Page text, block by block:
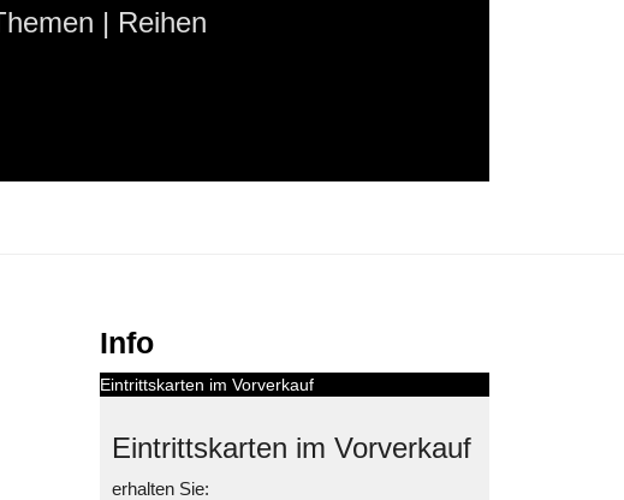
| Reihen
Info
Eintrittskarten im Vorverkauf
Eintrittskarten im Vorverkauf
erhalten Sie: